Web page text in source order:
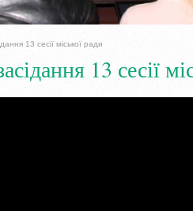
13 сесії міської ради
13 сесії